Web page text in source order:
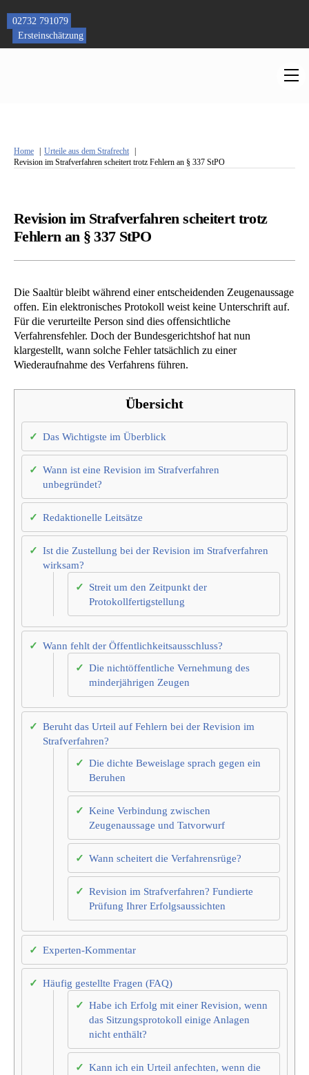
content
02732 791079
Ersteinschätzung
Home
Urteile aus dem Strafrecht
Revision im Strafverfahren scheitert trotz Fehlern an § 337 StPO
Revision im Strafverfahren scheitert trotz
Fehlern an § 337 StPO
Die Saaltür bleibt während einer entscheidenden Zeugenaussage
offen. Ein elektronisches Protokoll weist keine Unterschrift auf.
Für die verurteilte Person sind dies offensichtliche
Verfahrensfehler. Doch der Bundesgerichtshof hat nun
klargestellt, wann solche Fehler tatsächlich zu einer
Wiederaufnahme des Verfahrens führen.
Übersicht
Das Wichtigste im Überblick
Wann ist eine Revision im Strafverfahren
unbegründet?
Redaktionelle Leitsätze
Ist die Zustellung bei der Revision im Strafverfahren
wirksam?
Streit um den Zeitpunkt der
Protokollfertigstellung
Wann fehlt der Öffentlichkeitsausschluss?
Die nichtöffentliche Vernehmung des
minderjährigen Zeugen
Beruht das Urteil auf Fehlern bei der Revision im
Strafverfahren?
Die dichte Beweislage sprach gegen ein
Beruhen
Keine Verbindung zwischen
Zeugenaussage und Tatvorwurf
Wann scheitert die Verfahrensrüge?
Revision im Strafverfahren? Fundierte
Prüfung Ihrer Erfolgsaussichten
Experten-Kommentar
Häufig gestellte Fragen (FAQ)
Habe ich Erfolg mit einer Revision, wenn
das Sitzungsprotokoll einige Anlagen
nicht enthält?
Kann ich ein Urteil anfechten, wenn die